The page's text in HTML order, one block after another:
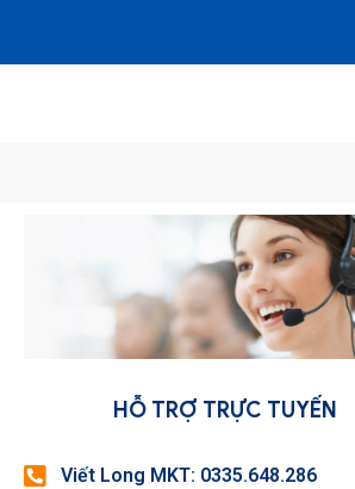
HỖ TRỢ TRỰC TUYẾN
Viết Long MKT: 0335.648.286